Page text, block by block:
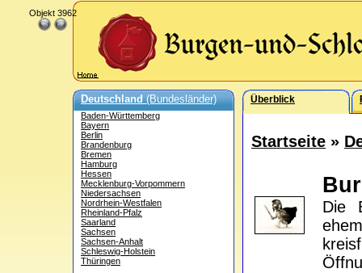
Deutschland(Bundesländer)
Baden-Württemberg
Bayern
Berlin
Brandenburg
Bremen
Hamburg
Hessen
Mecklenburg-Vorpommern
Niedersachsen
Nordrhein-Westfalen
Rheinland-Pfalz
Saarland
Sachsen
Sachsen-Anhalt
Schleswig-Holstein
Thüringen
Überblick
Startseite »
Die
Objekt 3962